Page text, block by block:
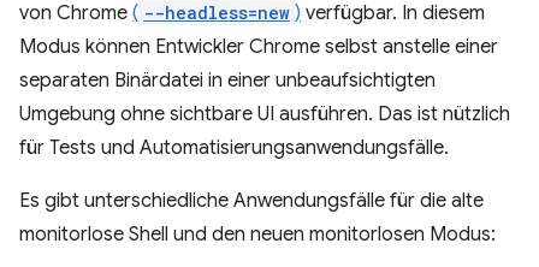
von Chrome ( --headless=new ) verfügbar. In diesem
Modus können Entwickler Chrome selbst anstelle einer
separaten Binärdatei in einer unbeaufsichtigten
Umgebung ohne sichtbare UI ausführen. Das ist nützlich
für Tests und Automatisierungsanwendungsfälle.
Es gibt unterschiedliche Anwendungsfälle für die alte
monitorlose Shell und den neuen monitorlosen Modus: